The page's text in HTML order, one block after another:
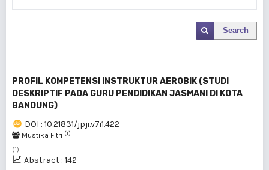
Search
PROFIL KOMPETENSI INSTRUKTUR AEROBIK (STUDI
DESKRIPTIF PADA GURU PENDIDIKAN JASMANI DI KOTA
BANDUNG)
DOI : 10.21831/jpji.v7i1.422
Mustika Fitri (1)
(1)
Abstract : 142